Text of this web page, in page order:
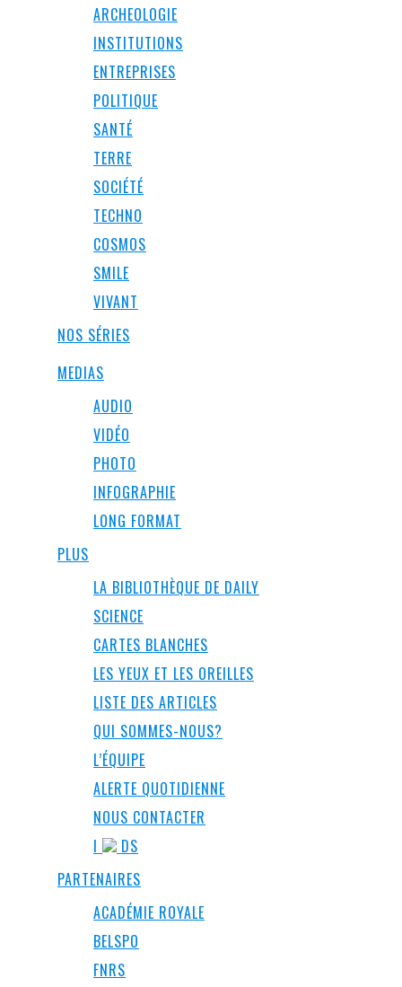
ARCHEOLOGIE
INSTITUTIONS
ENTREPRISES
POLITIQUE
SANTÉ
TERRE
SOCIÉTÉ
TECHNO
COSMOS
SMILE
VIVANT
NOS SÉRIES
MEDIAS
AUDIO
VIDÉO
PHOTO
INFOGRAPHIE
LONG FORMAT
PLUS
LA BIBLIOTHÈQUE DE DAILY
SCIENCE
CARTES BLANCHES
LES YEUX ET LES OREILLES
LISTE DES ARTICLES
QUI SOMMES-NOUS?
L’ÉQUIPE
ALERTE QUOTIDIENNE
NOUS CONTACTER
I
DS
PARTENAIRES
ACADÉMIE ROYALE
BELSPO
FNRS